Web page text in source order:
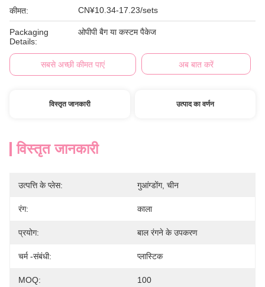
कीमत: CN¥10.34-17.23/sets
Packaging
Details:
ओपीपी बैग या कस्टम पैकेज
सबसे अच्छी कीमत पाएं अब बात करें
विस्तृत जानकारी उत्पाद का वर्णन
विस्तृत जानकारी
उत्पत्ति के प्लेस: गुआंग्डोंग, चीन
रंग: काला
प्रयोग: बाल रंगने के उपकरण
चर्म -संबंधी: प्लास्टिक
MOQ: 100